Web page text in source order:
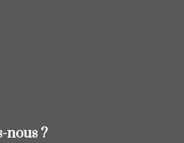
nous ?